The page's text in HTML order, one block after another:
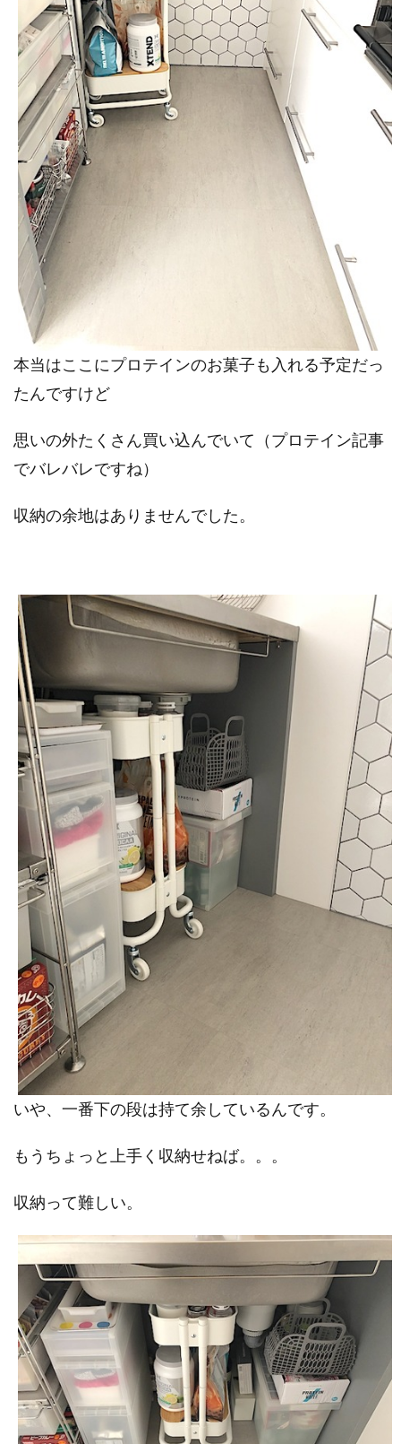
本当はここにプロテインのお菓子も入れる予定だっ
たんですけど
思いの外たくさん買い込んでいて（プロテイン記事
でバレバレですね）
収納の余地はありませんでした。
いや、一番下の段は持て余しているんです。
もうちょっと上手く収納せねば。。。
収納って難しい。